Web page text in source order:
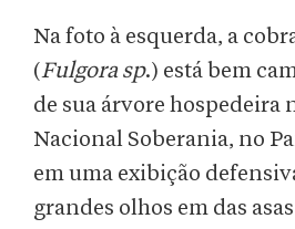
Na foto à esquerda, a
(Fulgora sp.) está bem
de sua árvore hospedeira
Nacional Soberania, no
em uma exibição
grandes olhos em das